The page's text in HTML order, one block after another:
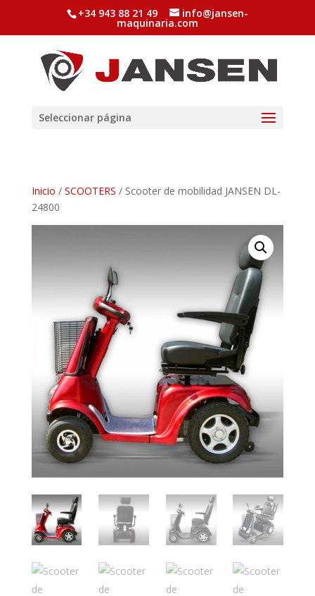
+34 943 88 21 49 info@jansen-
maquinaria.com
Seleccionar página
Inicio / SCOOTERS / Scooter de mobilidad JANSEN DL-
24800